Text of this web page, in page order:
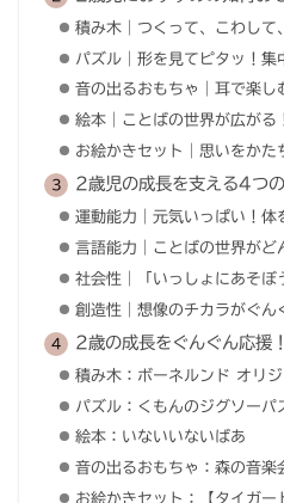
積み木｜つくって、こわして
パズル｜形を見てピタッ！集
音の出るおもちゃ｜耳で楽し
絵本｜ことばの世界が広がる！
お絵かきセット｜思いをかた
2歳児の成長を支える4つ
運動能力｜元気いっぱい！体
言語能力｜ことばの世界がど
社会性｜「いっしょにあそぼ
創造性｜想像のチカラがぐん
2歳の成長をぐんぐん応援
積み木：ボーネルンド オリジ
パズル：くもんのジグソー
絵本：いないいないばあ
音の出るおもちゃ：森の音楽
お絵かきセット：【タイガ